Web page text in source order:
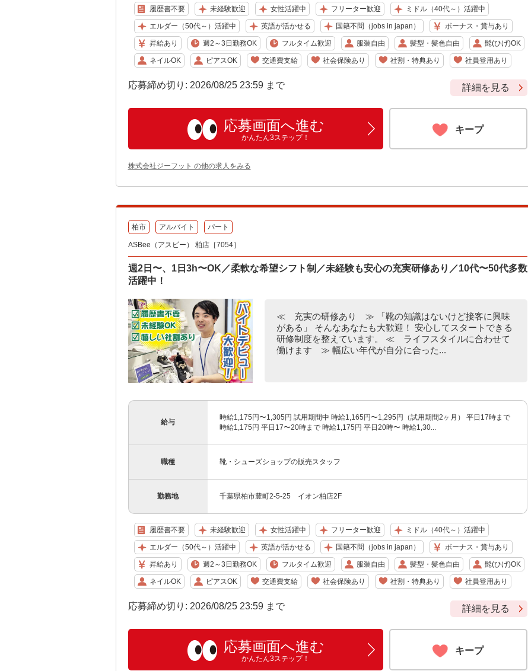
履歴書不要 未経験歓迎 女性活躍中 フリーター歓迎 ミドル（40代～）活躍中
エルダー（50代～）活躍中 英語が活かせる 国籍不問（jobs in japan） ボーナス・賞与あり
昇給あり 週2～3日勤務OK フルタイム歓迎 服装自由 髪型・髪色自由 髭(ひげ)OK
ネイルOK ピアスOK 交通費支給 社会保険あり 社割・特典あり 社員登用あり
応募締め切り: 2026/08/25 23:59 まで 詳細を見る
応募画面へ進む
かんたん3ステップ！
キープ
株式会社ジーフット の他の求人をみる
柏市 アルバイト パート
ASBee（アスビー） 柏店［7054］
週2日〜、1日3h〜OK／柔軟な希望シフト制／未経験も安心の充実研修あり／10代〜50代多数
活躍中！
≪ 充実の研修あり ≫ 「靴の知識はないけど接客に興味
がある」 そんなあなたも大歓迎！ 安心してスタートできる
研修制度を整えています。 ≪ ライフスタイルに合わせて
働けます ≫ 幅広い年代が自分に合った...
給与
時給1,175円〜1,305円 試用期間中 時給1,165円〜1,295円（試用期間2ヶ月） 平日17時まで
時給1,175円 平日17〜20時まで 時給1,175円 平日20時〜 時給1,30...
職種 靴・シューズショップの販売スタッフ
勤務地 千葉県柏市豊町2-5-25 イオン柏店2F
履歴書不要 未経験歓迎 女性活躍中 フリーター歓迎 ミドル（40代～）活躍中
エルダー（50代～）活躍中 英語が活かせる 国籍不問（jobs in japan） ボーナス・賞与あり
昇給あり 週2～3日勤務OK フルタイム歓迎 服装自由 髪型・髪色自由 髭(ひげ)OK
ネイルOK ピアスOK 交通費支給 社会保険あり 社割・特典あり 社員登用あり
応募締め切り: 2026/08/25 23:59 まで 詳細を見る
応募画面へ進む
かんたん3ステップ！
キープ